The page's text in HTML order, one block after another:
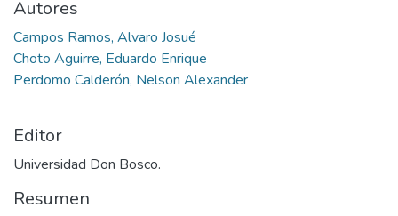
Autores
Campos Ramos, Alvaro Josué
Choto Aguirre, Eduardo Enrique
Perdomo Calderón, Nelson Alexander
Editor
Universidad Don Bosco.
Resumen